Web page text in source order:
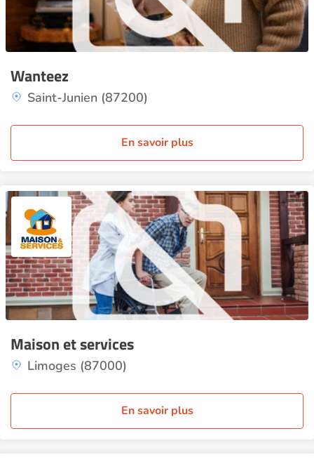
Wanteez
Saint-Junien (87200)
En savoir plus
Maison et services
Limoges (87000)
En savoir plus